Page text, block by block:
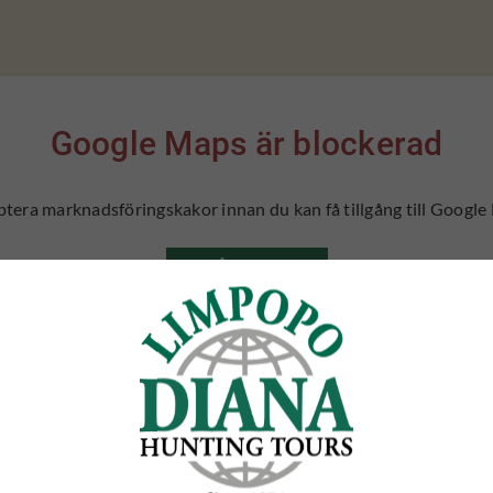
Google Maps är blockerad
marknadsföringskakor innan du kan få tillgång till Google
TILLÅT COOKIES
LÄS MER OM COOKIES
VIDEOGALLERI